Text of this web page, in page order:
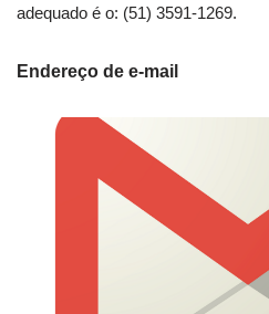
adequado é o: (51) 3591-1269.
Endereço de e-mail